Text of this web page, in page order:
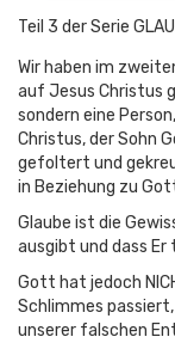
Teil 3 der Serie
Wir haben im
auf Jesus Christus
sondern eine
Christus, der Sohn
gefoltert und
in Beziehung zu
Glaube ist die
ausgibt und dass Er
Gott hat jedoch
Schlimmes passiert,
unserer falschen